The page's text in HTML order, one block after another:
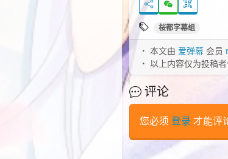
桜都字幕组
本文由 爱弹幕 会员
以上内容仅为投稿
评论
您必须 登录 才能评